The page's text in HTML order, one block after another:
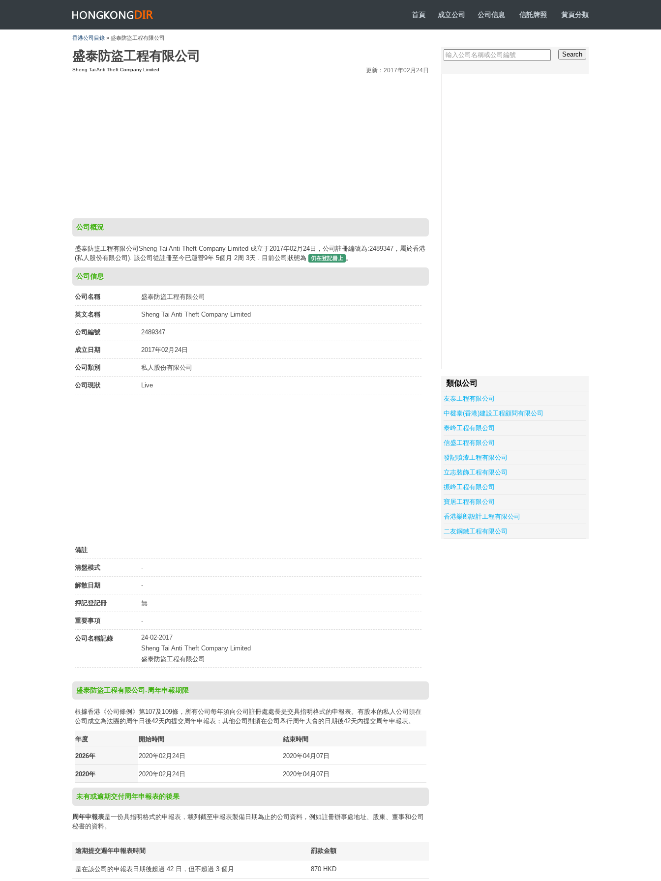
HONGKONGDIR 首頁 成立公司 公司信息 信託牌照 黃頁分類
香港公司目錄 » 盛泰防盜工程有限公司
盛泰防盜工程有限公司
Sheng Tai Anti Theft Company Limited 更新：2017年02月24日
公司概況
盛泰防盜工程有限公司Sheng Tai Anti Theft Company Limited 成立于2017年02月24日，公司註冊編號為:2489347，屬於香港
(私人股份有限公司). 該公司從註冊至今已運營9年 5個月 2周 3天 . 目前公司狀態為
仍在登記冊上 。
公司信息
公司名稱 盛泰防盜工程有限公司
英文名稱 Sheng Tai Anti Theft Company Limited
公司編號 2489347
成立日期 2017年02月24日
公司類別 私人股份有限公司
公司現狀 Live
備註
清盤模式 -
解散日期 -
押記登記冊 無
重要事項 -
公司名稱記錄
24-02-2017
Sheng Tai Anti Theft Company Limited
盛泰防盜工程有限公司
盛泰防盜工程有限公司-周年申報期限
根據香港《公司條例》第107及109條，所有公司每年須向公司註冊處處長提交具指明格式的申報表。有股本的私人公司須在
公司成立為法團的周年日後42天內提交周年申報表；其他公司則須在公司舉行周年大會的日期後42天內提交周年申報表。
年度 開始時間 結束時間
2026年 2020年02月24日 2020年04月07日
2020年 2020年02月24日 2020年04月07日
未有或逾期交付周年申報表的後果
周年申報表是一份具指明格式的申報表，載列截至申報表製備日期為止的公司資料，例如註冊辦事處地址、股東、董事和公司
秘書的資料。
逾期提交週年申報表時間 罰款金額
是在該公司的申報表日期後超過 42 日，但不超過 3 個月 870 HKD
類似公司
友泰工程有限公司
中楗泰(香港)建設工程顧問有限公司
泰峰工程有限公司
信盛工程有限公司
發記噴漆工程有限公司
立志裝飾工程有限公司
振峰工程有限公司
寶居工程有限公司
香港樂郎設計工程有限公司
二友鋼鐵工程有限公司